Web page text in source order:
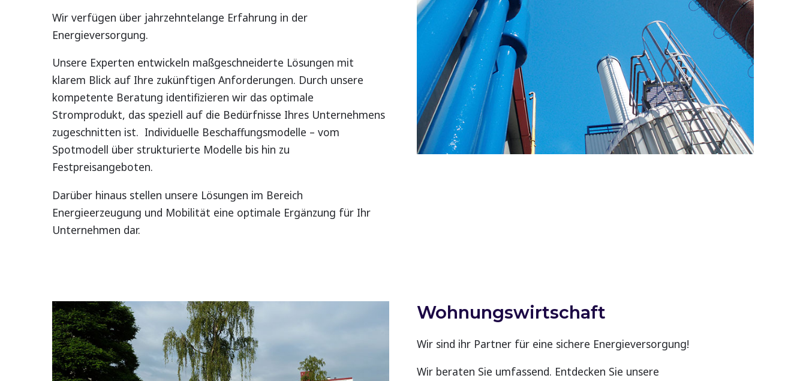
Wir verfügen über jahrzehntelange Erfahrung in der
Energieversorgung.
Unsere Experten entwickeln maßgeschneiderte Lösungen mit
klarem Blick auf Ihre zukünftigen Anforderungen. Durch unsere
kompetente Beratung identifizieren wir das optimale
Stromprodukt, das speziell auf die Bedürfnisse Ihres Unternehmens
zugeschnitten ist. Individuelle Beschaffungsmodelle – vom
Spotmodell über strukturierte Modelle bis hin zu
Festpreisangeboten.
Darüber hinaus stellen unsere Lösungen im Bereich
Energieerzeugung und Mobilität eine optimale Ergänzung für Ihr
Unternehmen dar.
Wohnungswirtschaft
Wir sind ihr Partner für eine sichere Energieversorgung!
Wir beraten Sie umfassend. Entdecken Sie unsere